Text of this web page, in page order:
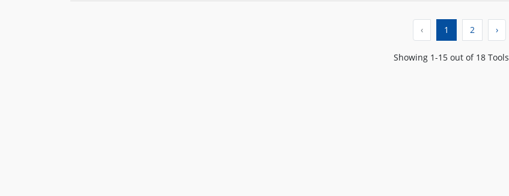
‹ 1 2 ›
Showing 1-15 out of 18 Tools